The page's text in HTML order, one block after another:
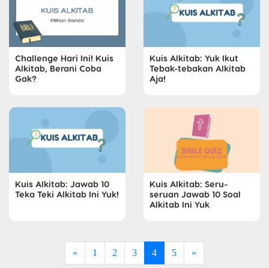
Challenge Hari Ini! Kuis
Alkitab, Berani Coba
Gak?
Kuis Alkitab: Yuk Ikut
Tebak-tebakan Alkitab
Aja!
Kuis Alkitab: Jawab 10
Teka Teki Alkitab Ini Yuk!
Kuis Alkitab: Seru-
seruan Jawab 10 Soal
Alkitab Ini Yuk
« 1 2 3 4 5 »